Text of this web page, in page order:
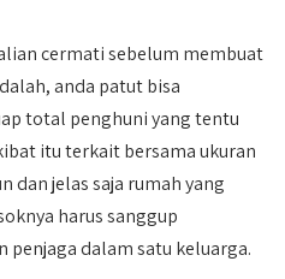
cermati sebelum membuat
anda patut bisa
total penghuni yang tentu
itu terkait bersama ukuran
dan jelas saja rumah yang
harus sanggup
penjaga dalam satu keluarga.